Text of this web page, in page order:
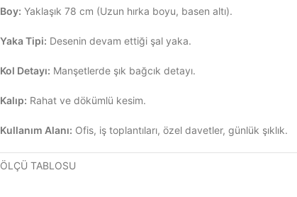
Boy: Yaklaşık 78 cm (Uzun hırka boyu, basen altı).
Yaka Tipi: Desenin devam ettiği şal yaka.
Kol Detayı: Manşetlerde şık bağcık detayı.
Kalıp: Rahat ve dökümlü kesim.
Kullanım Alanı: Ofis, iş toplantıları, özel davetler, günlük şıklık.
ÖLÇÜ TABLOSU